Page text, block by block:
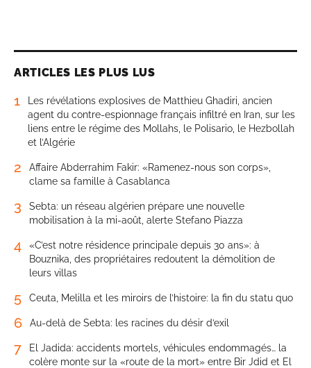
ARTICLES LES PLUS LUS
1
Les révélations explosives de Matthieu Ghadiri, ancien
agent du contre-espionnage français infiltré en Iran, sur les
liens entre le régime des Mollahs, le Polisario, le Hezbollah
et l’Algérie
2
Affaire Abderrahim Fakir: «Ramenez-nous son corps»,
clame sa famille à Casablanca
3
Sebta: un réseau algérien prépare une nouvelle
mobilisation à la mi-août, alerte Stefano Piazza
4
«C’est notre résidence principale depuis 30 ans»: à
Bouznika, des propriétaires redoutent la démolition de
leurs villas
5 Ceuta, Melilla et les miroirs de l’histoire: la fin du statu quo
6 Au-delà de Sebta: les racines du désir d’exil
7
El Jadida: accidents mortels, véhicules endommagés… la
colère monte sur la «route de la mort» entre Bir Jdid et El